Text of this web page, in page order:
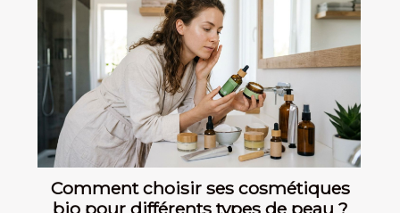
Comment choisir ses cosmétiques
bio pour différents types de peau ?